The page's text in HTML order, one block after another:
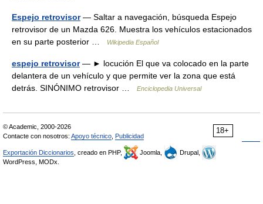
Espejo retrovisor— Saltar a navegación, búsqueda Espejo
retrovisor de un Mazda 626. Muestra los vehículos estacionados
en su parte posterior …
Wikipedia Español
espejo retrovisor— ► locución El que va colocado en la parte
delantera de un vehículo y que permite ver la zona que está
detrás. SINÓNIMO retrovisor …
Enciclopedia Universal
18+
© Academic, 2000-2026
Contacte con nosotros: Apoyo técnico Publicidad
Exportación Diccionarios , creado en PHP, Joomla,
Drupal,
WordPress, MODx.